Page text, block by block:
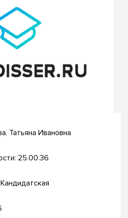
Татьяна Ивановна
25.00.36
Кандидатская